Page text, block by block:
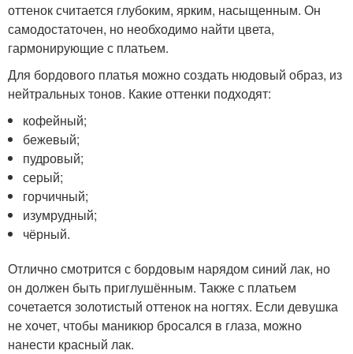
оттенок считается глубоким, ярким, насыщенным. Он
самодостаточен, но необходимо найти цвета,
гармонирующие с платьем.
Для бордового платья можно создать нюдовый образ, из
нейтральных тонов. Какие оттенки подходят:
кофейный;
бежевый;
пудровый;
серый;
горчичный;
изумрудный;
чёрный.
Отлично смотрится с бордовым нарядом синий лак, но
он должен быть приглушённым. Также с платьем
сочетается золотистый оттенок на ногтях. Если девушка
не хочет, чтобы маникюр бросался в глаза, можно
нанести красный лак.